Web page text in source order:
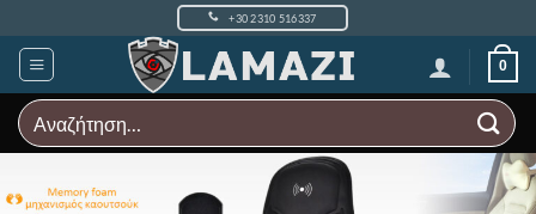
στο
περιεχόμενο
+30 2310 516337
0
Αναζήτηση
για: